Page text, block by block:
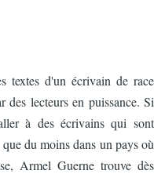
textes d'un écrivain de race
des lecteurs en puissance. Si
à des écrivains qui sont
du moins dans un pays où
Armel Guerne trouve dès